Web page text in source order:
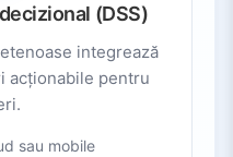
(DSS)
integrează
acționabile pentru
sau mobile